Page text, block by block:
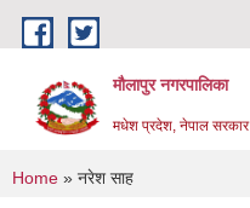
Skip to main content
मौलापुर नगरपालिका
मधेश प्रदेश, नेपाल सरकार
You are here
Home » नरेश साह